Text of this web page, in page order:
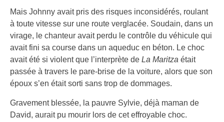
Mais Johnny avait pris des risques inconsidérés, roulant
à toute vitesse sur une route verglacée. Soudain, dans un
virage, le chanteur avait perdu le contrôle du véhicule qui
avait fini sa course dans un aqueduc en béton. Le choc
avait été si violent que l’interprète de La Maritza était
passée à travers le pare-brise de la voiture, alors que son
époux s’en était sorti sans trop de dommages.
Gravement blessée, la pauvre Sylvie, déjà maman de
David, aurait pu mourir lors de cet effroyable choc.